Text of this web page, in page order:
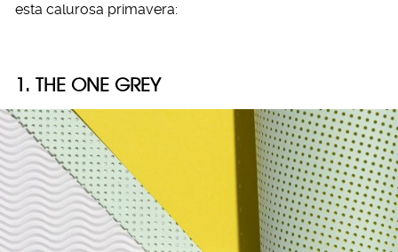
esta calurosa primavera:
1. THE ONE GREY